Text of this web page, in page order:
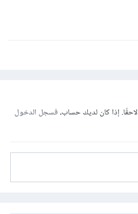
إذا كان لديك حساب،فسجل الدخول